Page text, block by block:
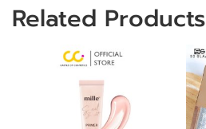
Related Products